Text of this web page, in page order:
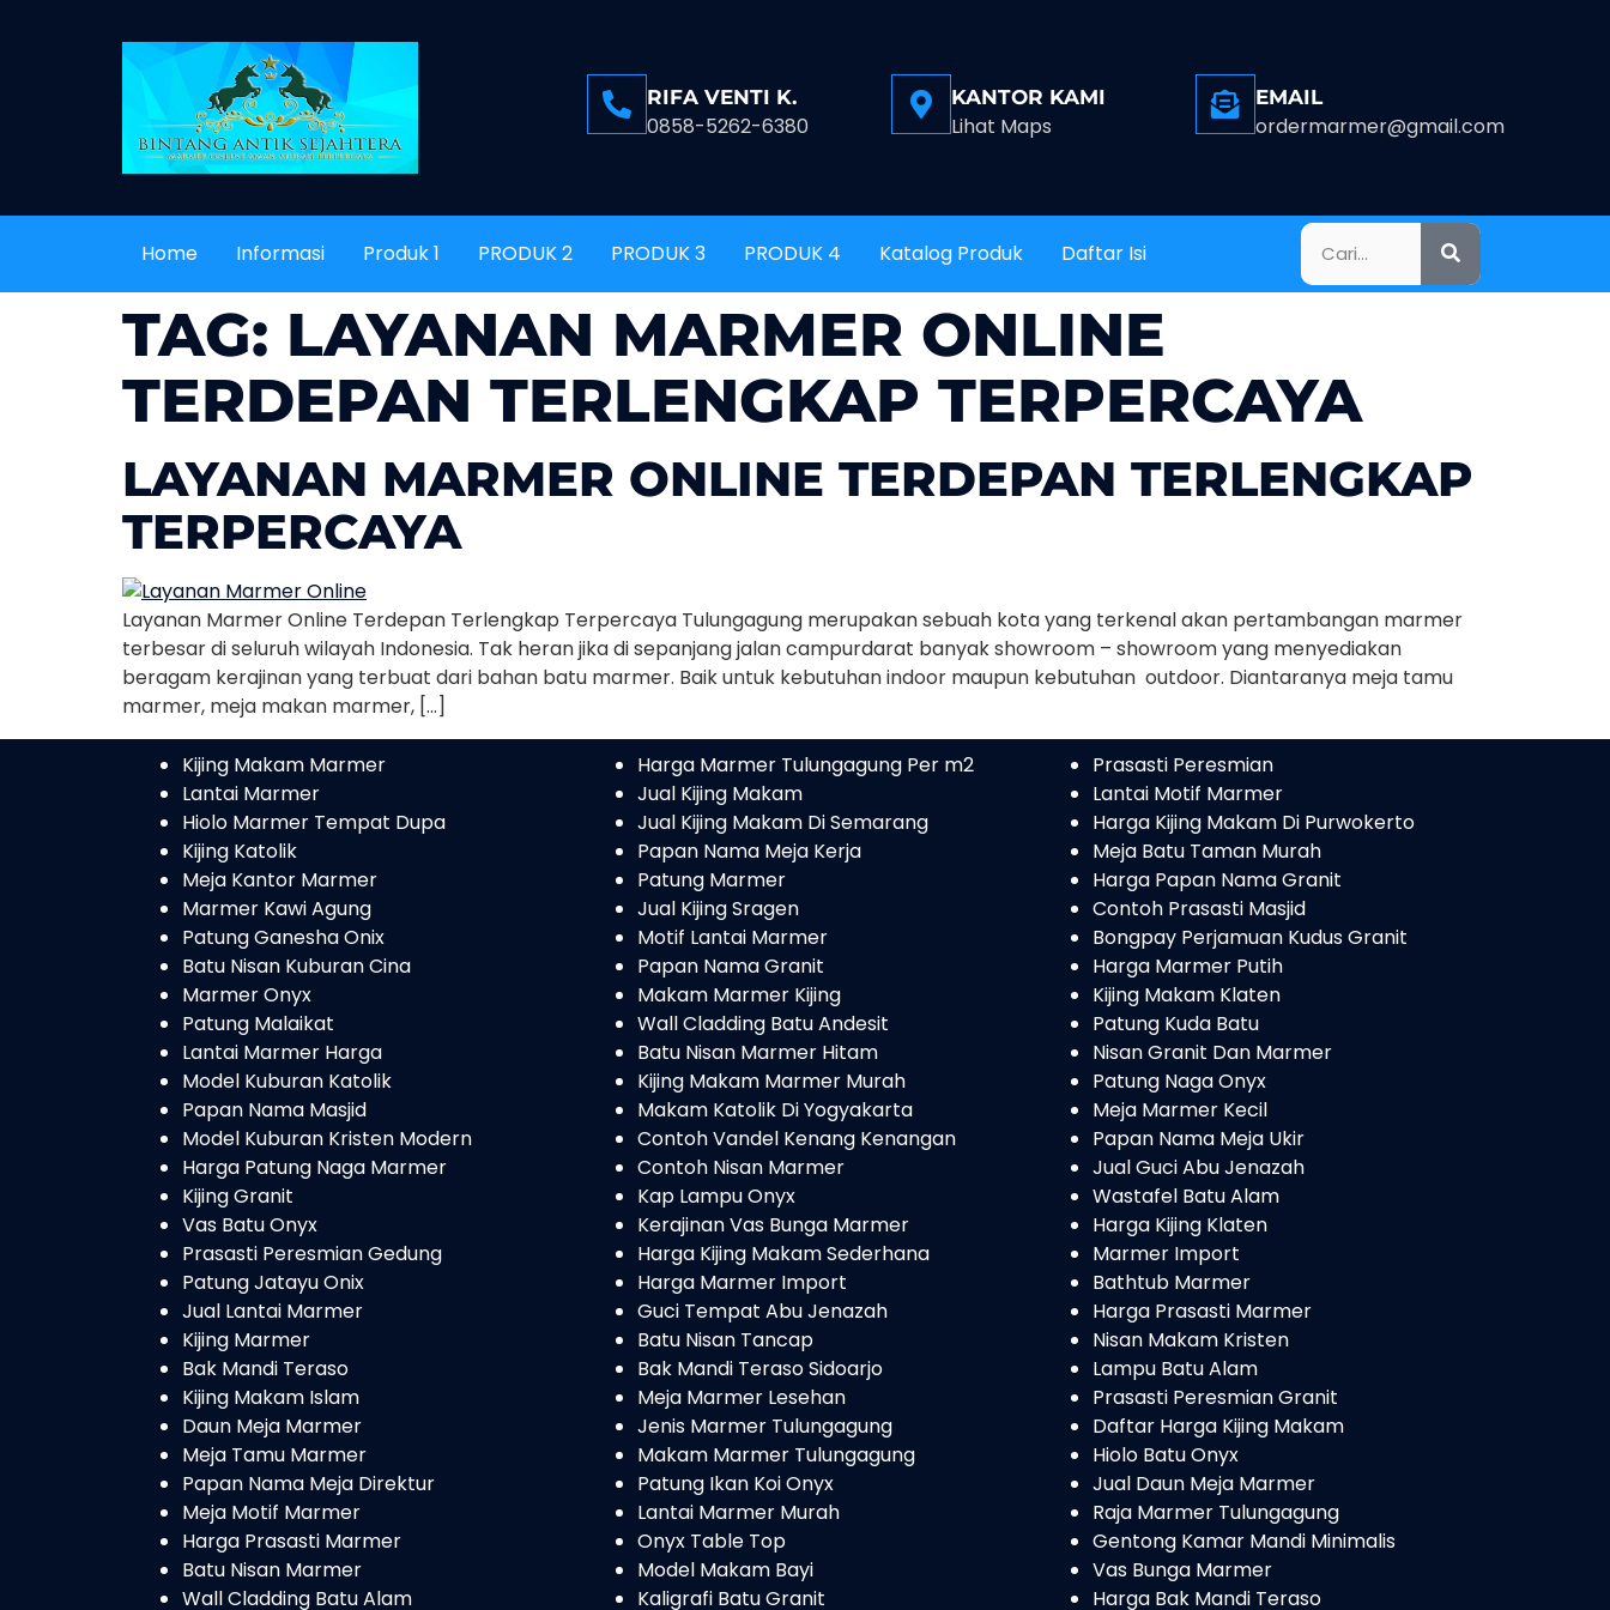
RIFA VENTI K.
0858-5262-6380
KANTOR KAMI
Lihat Maps
EMAIL
ordermarmer@gmail.com
Home Informasi Produk 1 PRODUK 2 PRODUK 3 PRODUK 4 Katalog Produk Daftar Isi
TAG: LAYANAN MARMER ONLINE
TERDEPAN TERLENGKAP TERPERCAYA
LAYANAN MARMER ONLINE TERDEPAN TERLENGKAP
TERPERCAYA
Layanan Marmer Online Terdepan Terlengkap Terpercaya Tulungagung merupakan sebuah kota yang terkenal akan pertambangan marmer
terbesar di seluruh wilayah Indonesia. Tak heran jika di sepanjang jalan campurdarat banyak showroom – showroom yang menyediakan
beragam kerajinan yang terbuat dari bahan batu marmer. Baik untuk kebutuhan indoor maupun kebutuhan outdoor. Diantaranya meja tamu
marmer, meja makan marmer, […]
Kijing Makam Marmer
Lantai Marmer
Hiolo Marmer Tempat Dupa
Kijing Katolik
Meja Kantor Marmer
Marmer Kawi Agung
Patung Ganesha Onix
Batu Nisan Kuburan Cina
Marmer Onyx
Patung Malaikat
Lantai Marmer Harga
Model Kuburan Katolik
Papan Nama Masjid
Model Kuburan Kristen Modern
Harga Patung Naga Marmer
Kijing Granit
Vas Batu Onyx
Prasasti Peresmian Gedung
Patung Jatayu Onix
Jual Lantai Marmer
Kijing Marmer
Bak Mandi Teraso
Kijing Makam Islam
Daun Meja Marmer
Meja Tamu Marmer
Papan Nama Meja Direktur
Meja Motif Marmer
Harga Prasasti Marmer
Batu Nisan Marmer
Wall Cladding Batu Alam
Harga Marmer Tulungagung Per m2
Jual Kijing Makam
Jual Kijing Makam Di Semarang
Papan Nama Meja Kerja
Patung Marmer
Jual Kijing Sragen
Motif Lantai Marmer
Papan Nama Granit
Makam Marmer Kijing
Wall Cladding Batu Andesit
Batu Nisan Marmer Hitam
Kijing Makam Marmer Murah
Makam Katolik Di Yogyakarta
Contoh Vandel Kenang Kenangan
Contoh Nisan Marmer
Kap Lampu Onyx
Kerajinan Vas Bunga Marmer
Harga Kijing Makam Sederhana
Harga Marmer Import
Guci Tempat Abu Jenazah
Batu Nisan Tancap
Bak Mandi Teraso Sidoarjo
Meja Marmer Lesehan
Jenis Marmer Tulungagung
Makam Marmer Tulungagung
Patung Ikan Koi Onyx
Lantai Marmer Murah
Onyx Table Top
Model Makam Bayi
Kaligrafi Batu Granit
Prasasti Peresmian
Lantai Motif Marmer
Harga Kijing Makam Di Purwokerto
Meja Batu Taman Murah
Harga Papan Nama Granit
Contoh Prasasti Masjid
Bongpay Perjamuan Kudus Granit
Harga Marmer Putih
Kijing Makam Klaten
Patung Kuda Batu
Nisan Granit Dan Marmer
Patung Naga Onyx
Meja Marmer Kecil
Papan Nama Meja Ukir
Jual Guci Abu Jenazah
Wastafel Batu Alam
Harga Kijing Klaten
Marmer Import
Bathtub Marmer
Harga Prasasti Marmer
Nisan Makam Kristen
Lampu Batu Alam
Prasasti Peresmian Granit
Daftar Harga Kijing Makam
Hiolo Batu Onyx
Jual Daun Meja Marmer
Raja Marmer Tulungagung
Gentong Kamar Mandi Minimalis
Vas Bunga Marmer
Harga Bak Mandi Teraso